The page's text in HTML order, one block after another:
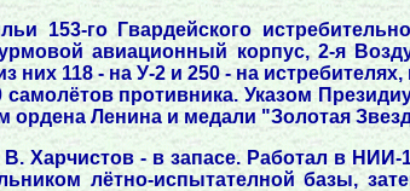
153-го Гвардейского
авиационный корпус, 2-я
118 - на У-2 и 250 - на
противника. Указом
ордена Ленина и медали "Золотая
В. Харчистов - в запасе. Работал в
лётно-испытателной базы,